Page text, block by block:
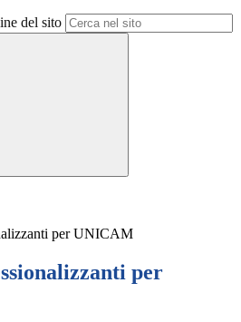
del sito
per UNICAM
per